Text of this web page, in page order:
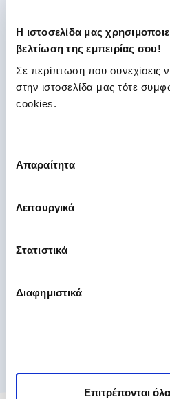
Η ιστοσελίδα μας
βελτίωση της εμπειρίας σου!
Σε περίπτωση που συνεχίσεις
στην ιστοσελίδα μας τότε
cookies.
συγκατάθεσης
Απαραίτητα
Λειτουργικά
Στατιστικά
Διαφημιστικά
Επιτρέπονται
Τι άλλες υπηρεσίες
πλατφόρμα;
Με πόσες ασφαλιστικές
Ποιοι είναι οι τρόποι
insurancemarket;